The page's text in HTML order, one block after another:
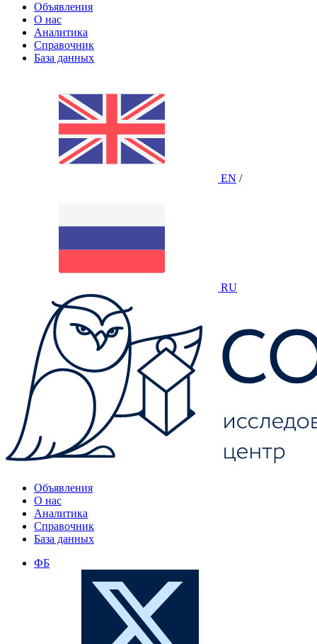
Объявления
О нас
Аналитика
Справочник
База данных
EN /
RU
Объявления
О нас
Аналитика
Справочник
База данных
ФБ